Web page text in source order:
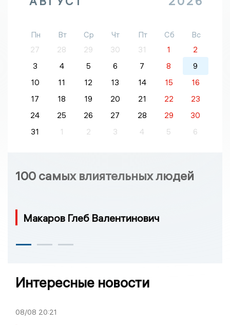
Пн Вт Ср Чт Пт Сб
Вс
27
28 29 30 31 1
2
3
4 5 6 7 8
9
10
11 12 13 14 15
16
17
18 19 20 21 22
23
24
25 26 27 28 29
30
31
1 2 3 4 5 6
100 самых влиятельных людей
Макаров Глеб Валентинович
Интересные новости
08/08 20:21